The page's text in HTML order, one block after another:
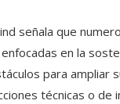
señala que
en la
para ampliar
técnicas o de